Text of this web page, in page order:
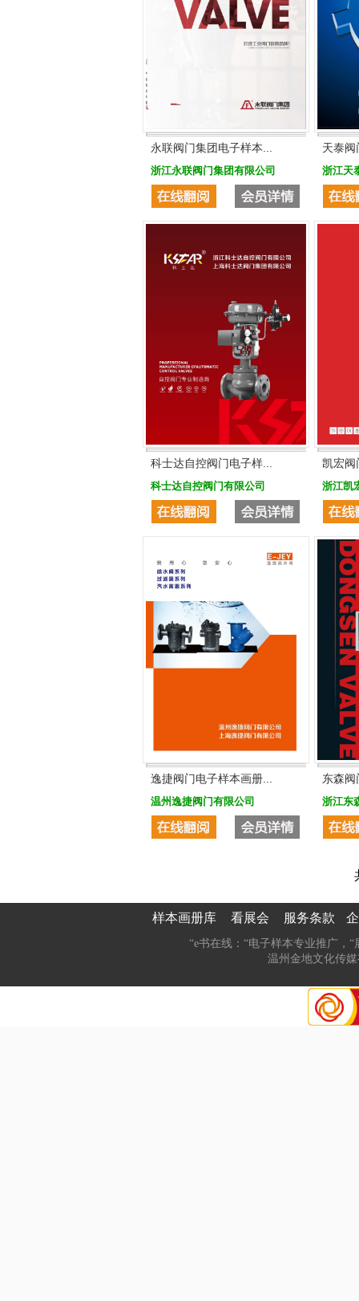
永联阀门集团电子样本...
浙江永联阀门集团有限公司
天泰阀
浙江天
科士达自控阀门电子样...
科士达自控阀门有限公司
凯宏阀
浙江凯
逸捷阀门电子样本画册...
温州逸捷阀门有限公司
东森阀
浙江东
样本画册库 看展会 服务条款
“e书在线：“电子样本专业推广，“
温州金地文化传